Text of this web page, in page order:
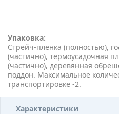
Упаковка:
Стрейч-пленка (полностью),
(частично), термоусадочная
(частично), деревянная
поддон. Максимальное
транспортировке -2.
Характеристики